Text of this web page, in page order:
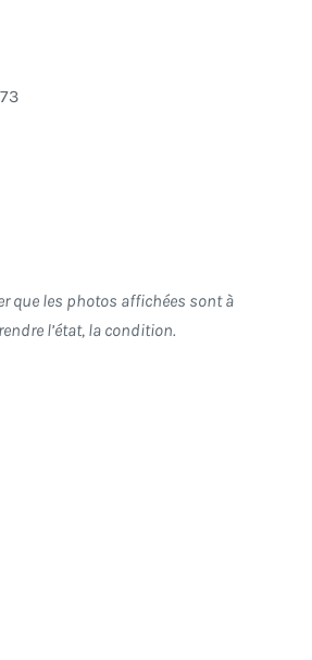
que les photos affichées sont à
l’état, la condition.